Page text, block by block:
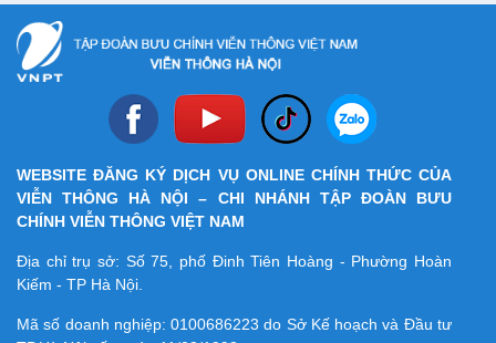
WEBSITE ĐĂNG KÝ DỊCH VỤ ONLINE CHÍNH THỨC CỦA
VIỄN THÔNG HÀ NỘI – CHI NHÁNH TẬP ĐOÀN BƯU
CHÍNH VIỄN THÔNG VIỆT NAM
Địa chỉ trụ sở: Số 75, phố Đinh Tiên Hoàng - Phường Hoàn
Kiếm - TP Hà Nội.
Mã số doanh nghiệp:0100686223 do Sở Kế hoạch và Đầu tư